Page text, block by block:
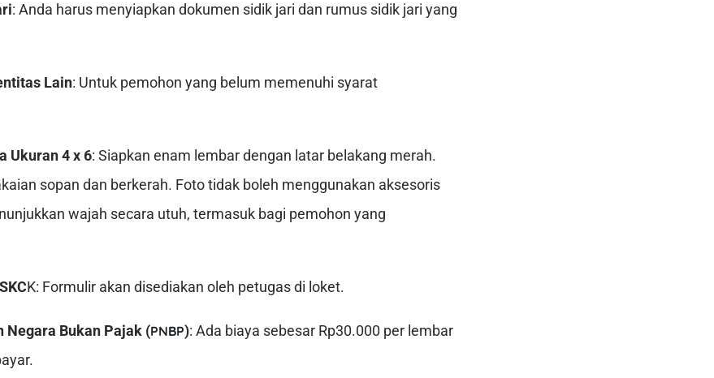
: Anda harus menyiapkan dokumen sidik jari dan rumus sidik jari yang
Lain: Untuk pemohon yang belum memenuhi syarat
Ukuran 4 x 6: Siapkan enam lembar dengan latar belakang merah.
sopan dan berkerah. Foto tidak boleh menggunakan aksesoris
wajah secara utuh, termasuk bagi pemohon yang
K: Formulir akan disediakan oleh petugas di loket.
Negara Bukan Pajak (PNBP): Ada biaya sebesar Rp30.000 per lembar